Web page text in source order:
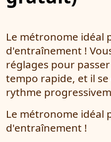
Le métronome idéal
d'entraînement !
réglages pour
tempo rapide, et il
rythme
Le métronome idéal
d'entraînement !